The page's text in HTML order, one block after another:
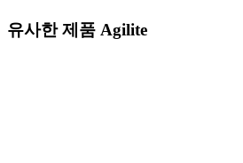
유사한 제품 Agilite